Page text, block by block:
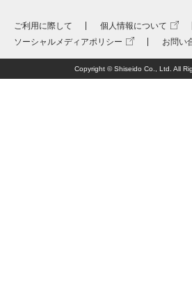
ご利用に際して
個人情報について
ソーシャルメディアポリシー
お問い
Copyright © Shiseido Co., Ltd. All